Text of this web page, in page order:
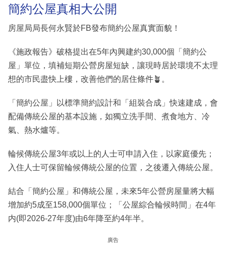
簡約公屋真相大公開
房屋局局長何永賢於FB發布簡約公屋真實面貌！
《施政報告》破格提出在5年內興建約30,000個「簡約公
屋」單位，填補短期公營房屋短缺，讓現時居於環境不太理
想的市民盡快上樓，改善他們的居住條件🪴。
「簡約公屋」以標準簡約設計和「組裝合成」快速建成，會
配備傳統公屋的基本設施，如獨立洗手間、煮食地方、冷
氣、熱水爐等。
輪候傳統公屋3年或以上的人士可申請入住，以家庭優先；
入住人士可保留輪候傳統公屋的位置，之後遷入傳統公屋。
結合「簡約公屋」和傳統公屋，未來5年公營房屋量將大幅
增加約5成至158,000個單位；「公屋綜合輪候時間」在4年
内(即2026-27年度)由6年降至約4年半。
廣告